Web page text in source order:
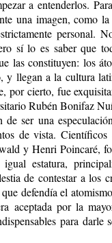
a entenderlos.
una imagen, como la
personal.
sí lo es saber que
las constituyen: los
llegan a la cultura
por cierto, fue
Rubén Bonifaz
ser una
de vista.
y Henri Poincaré,
estatura,
de contestar a los
defendía el
aceptada por la
para darle